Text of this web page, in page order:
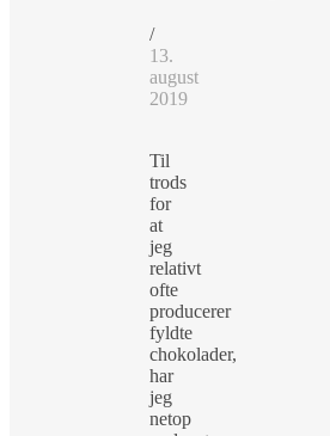
/
13.
august
2019
Til
trods
for
at
jeg
relativt
ofte
producerer
fyldte
chokolader,
har
jeg
netop